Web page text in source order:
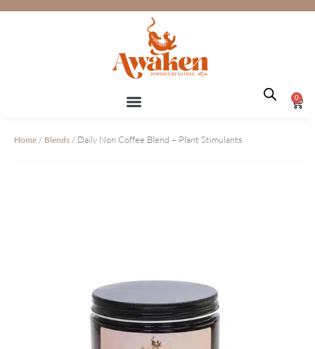
Ga
0
Home / Blends / Daily Non Coffee Blend – Plant Stimulants